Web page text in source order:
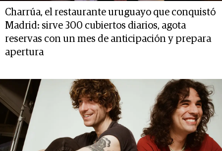
Charrúa, el restaurante uruguayo que conquistó
Madrid: sirve 300 cubiertos diarios, agota
reservas con un mes de anticipación y prepara
apertura